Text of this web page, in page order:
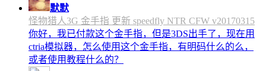
默默
怪物猎人3G 金手指 更新 speedfly NTR CFW v20170315
你好，我已付款这个金手指，但是3DS出手了，现在用
ctria模拟器，怎么使用这个金手指，有明码什么的么，
或者使用教程什么的？